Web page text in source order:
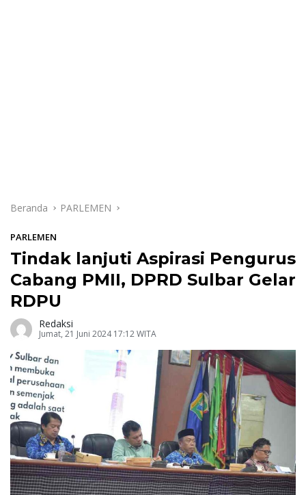
Beranda PARLEMEN
PARLEMEN
Tindak lanjuti Aspirasi Pengurus
Cabang PMII, DPRD Sulbar Gelar
RDPU
Redaksi
Jumat, 21 Juni 2024 17:12 WITA